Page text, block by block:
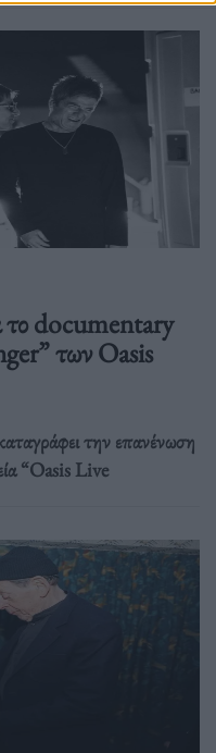
το documentary
των Oasis
την επανένωση
“Oasis Live